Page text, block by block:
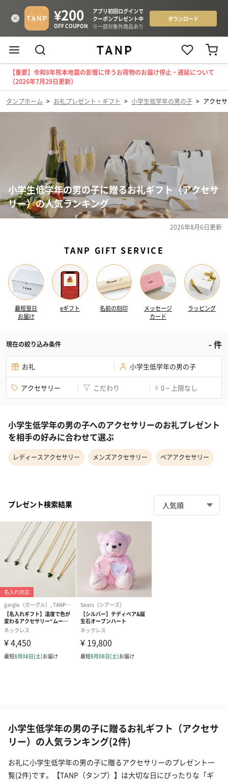
【重要】令和8年熊本地震の影響に伴うお荷物のお届け停止・遅延について
（2026年7月29日更新）
タンプホーム > お礼プレゼント・ギフト > 小学生低学年の男の子 > アクセ
小学生低学年の男の子に贈るお礼ギフト（アクセサ
リー）の人気ランキング
2026年8月6日更新
TANP GIFT SERVICE
最短翌日
お届け
eギフト 名前の刻印
メッセージ
カード
ラッピング
現在の絞り込み条件 -件
お礼 小学生低学年の男の子
アクセサリー こだわり ¥ 0 ~ 上限なし
小学生低学年の男の子へのアクセサリーのお礼プレゼント
を相手の好みに合わせて選ぶ
レディースアクセサリー メンズアクセサリー ペアアクセサリー
プレゼント検索結果
小学生低学年の男の子に贈るお礼ギフト（アクセサ
リー）の人気ランキング(2件)
お礼に小学生低学年の男の子に贈るアクセサリーのプレゼント一
覧(2件)です。【TANP（タンプ）】は大切な日にぴったりな「ギ